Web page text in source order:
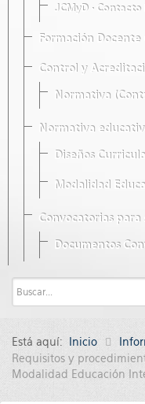
JCMyD ·
Formación
Control y
Normativa
Normativa
Diseños
Modalidad
Convocatorias
Documentos
Está aquí: Inicio
Requisitos y
Modalidad Educación